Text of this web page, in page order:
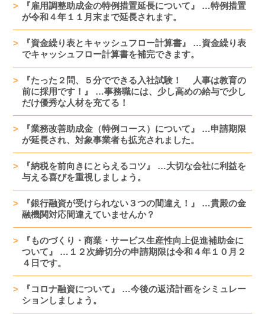
『雇用調整助成金の特例措置延長について』 …特例措置
が令和４年１１月末まで延長されます。
『資金繰り表とキャッシュフロー計算書』 …資金繰り表
でキャッシュフロー計算書を補完できます。
『たった２問、５分でできる入社試験！ 人事は教育の
前に採用です！』 …事務職には、少し高めの給与で少し
だけ優秀な人材を充てる！
『業務改善助成金（特例コース）について』 …申請期限
が延長され、対象事業者も拡充されました。
『納税を前向きにとらえるコツ』 …大切な会社に利益を
与える喜びを重視しましょう。
『銀行融資が受けられない３つの間違え！』 …貴殿の金
融機関対応間違えていませんか？
『ものづくり・商業・サービス生産性向上促進補助金に
ついて』 …１２次締切分の申請期限は令和４年１０月２
４日です。
『コロナ融資について』 …今後の返済計画をシミュレー
ションしましょう。